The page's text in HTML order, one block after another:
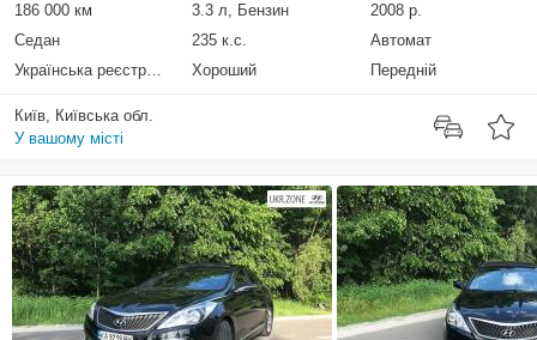
186 000 км 3.3 л, Бензин
2008 р.
Седан
235 к.с.
Автомат
Українська реєстрація
Хороший Передній
Київ, Київська обл.
У вашому місті